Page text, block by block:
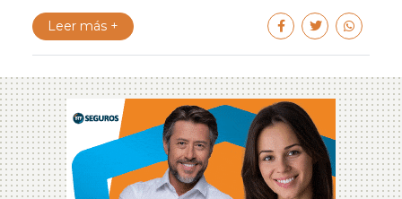
Leer más +